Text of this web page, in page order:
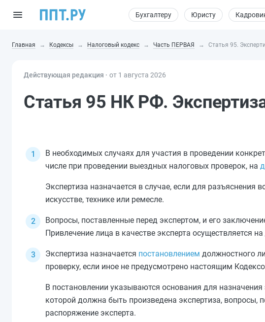
Бухгалтеру Юристу
Главная Кодексы Налоговый кодекс Часть ПЕРВАЯ Статья 95.
Действующая редакция ⸱ от 1 августа 2026
Статья 95 НК РФ.
В необходимых случаях для участия в проведении
числе при проведении выездных налоговых проверок, на
Экспертиза назначается в случае, если для
искусстве, технике или ремесле.
Вопросы, поставленные перед экспертом, и его
Привлечение лица в качестве эксперта осуществляется
Экспертиза назначается постановлением должностного
проверку, если иное не предусмотрено настоящим
В постановлении указываются основания для
которой должна быть произведена экспертиза,
распоряжение эксперта.